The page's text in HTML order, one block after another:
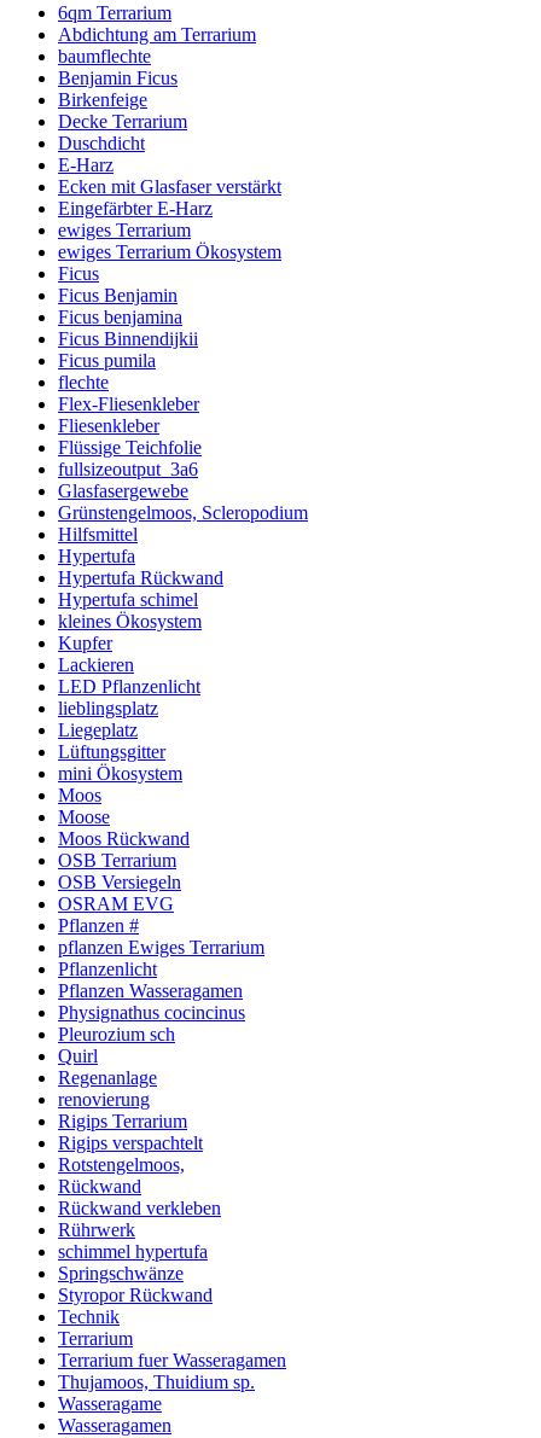
6qm Terrarium
Abdichtung am Terrarium
baumflechte
Benjamin Ficus
Birkenfeige
Decke Terrarium
Duschdicht
E-Harz
Ecken mit Glasfaser verstärkt
Eingefärbter E-Harz
ewiges Terrarium
ewiges Terrarium Ökosystem
Ficus
Ficus Benjamin
Ficus benjamina
Ficus Binnendijkii
Ficus pumila
flechte
Flex-Fliesenkleber
Fliesenkleber
Flüssige Teichfolie
fullsizeoutput_3a6
Glasfasergewebe
Grünstengelmoos, Scleropodium
Hilfsmittel
Hypertufa
Hypertufa Rückwand
Hypertufa schimel
kleines Ökosystem
Kupfer
Lackieren
LED Pflanzenlicht
lieblingsplatz
Liegeplatz
Lüftungsgitter
mini Ökosystem
Moos
Moose
Moos Rückwand
OSB Terrarium
OSB Versiegeln
OSRAM EVG
Pflanzen #
pflanzen Ewiges Terrarium
Pflanzenlicht
Pflanzen Wasseragamen
Physignathus cocincinus
Pleurozium sch
Quirl
Regenanlage
renovierung
Rigips Terrarium
Rigips verspachtelt
Rotstengelmoos,
Rückwand
Rückwand verkleben
Rührwerk
schimmel hypertufa
Springschwänze
Styropor Rückwand
Technik
Terrarium
Terrarium fuer Wasseragamen
Thujamoos, Thuidium sp.
Wasseragame
Wasseragamen